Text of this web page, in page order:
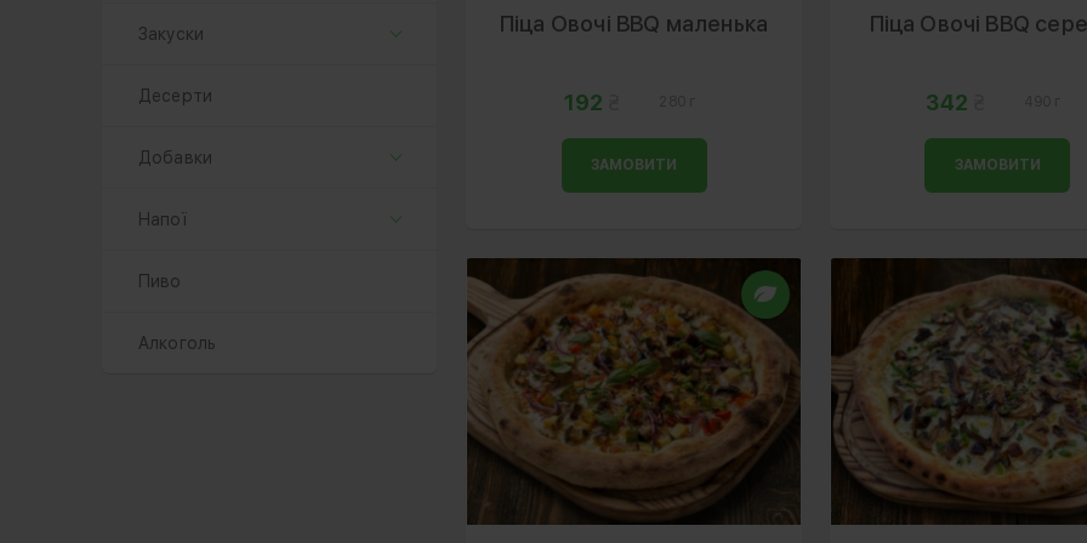
Закуски
Десерти
Добавки
Напої
Пиво
Алкоголь
Піца Овочі BBQ маленька
192
ЗАМОВИТИ
Піца Овочі BBQ
342
ЗАМОВИТИ